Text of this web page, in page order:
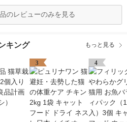
のレビューのみを見る
キング もっと見る
3 4